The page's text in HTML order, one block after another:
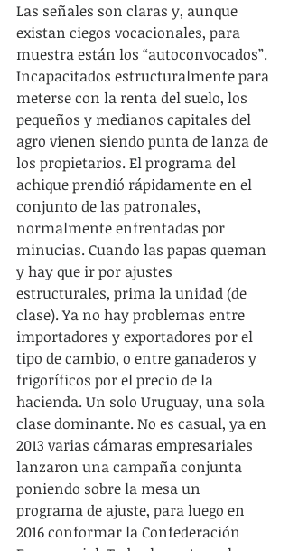
Las señales son claras y, aunque
existan ciegos vocacionales, para
muestra están los “autoconvocados”.
Incapacitados estructuralmente para
meterse con la renta del suelo, los
pequeños y medianos capitales del
agro vienen siendo punta de lanza de
los propietarios. El programa del
achique prendió rápidamente en el
conjunto de las patronales,
normalmente enfrentadas por
minucias. Cuando las papas queman
y hay que ir por ajustes
estructurales, prima la unidad (de
clase). Ya no hay problemas entre
importadores y exportadores por el
tipo de cambio, o entre ganaderos y
frigoríficos por el precio de la
hacienda. Un solo Uruguay, una sola
clase dominante. No es casual, ya en
2013 varias cámaras empresariales
lanzaron una campaña conjunta
poniendo sobre la mesa un
programa de ajuste, para luego en
2016 conformar la Confederación